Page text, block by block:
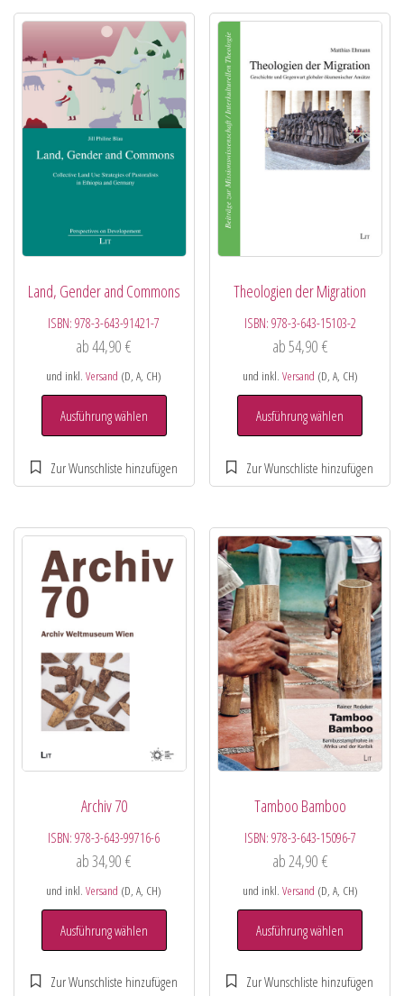
Land, Gender and Commons
ISBN:978-3-643-91421-7
ab44,90€
und inkl.Versand (D, A, CH)
Ausführung wählen
Theologien der Migration
ISBN: 978-3-643-15103-2
ab54,90 €
und inkl. Versand (D, A, CH)
Ausführung wählen
Archiv 70
ISBN:978-3-643-99716-6
ab34,90€
und inkl.Versand (D, A, CH)
Ausführung wählen
Tamboo Bamboo
ISBN: 978-3-643-15096-7
ab24,90 €
und inkl. Versand (D, A, CH)
Ausführung wählen